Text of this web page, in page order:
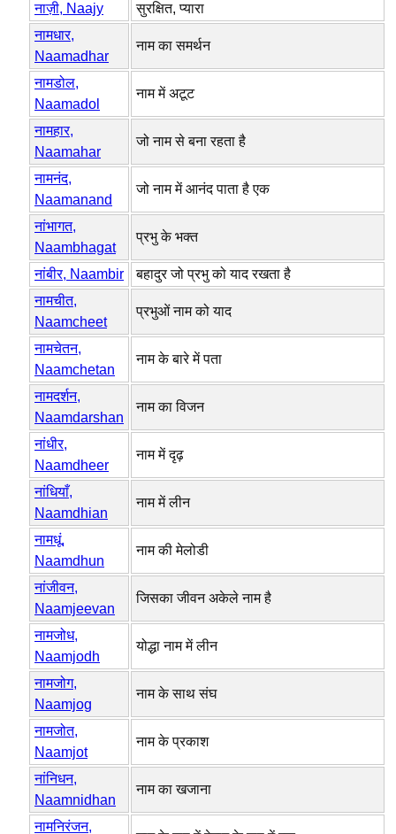
नाज़ी, Naajy
सुरक्षित, प्यारा
नामधार,
Naamadhar
नाम का समर्थन
नामडोल,
Naamadol
नाम में अटूट
नामहार,
Naamahar
जो नाम से बना रहता है
नामनंद,
Naamanand
जो नाम में आनंद पाता है एक
नांभागत,
Naambhagat
प्रभु के भक्त
नांबीर, Naambir
बहादुर जो प्रभु को याद रखता है
नामचीत,
Naamcheet
प्रभुओं नाम को याद
नामचेतन,
Naamchetan
नाम के बारे में पता
नामदर्शन,
Naamdarshan
नाम का विजन
नांधीर,
Naamdheer
नाम में दृढ़
नांधियाँ,
Naamdhian
नाम में लीन
नामधूं,
Naamdhun
नाम की मेलोडी
नांजीवन,
Naamjeevan
जिसका जीवन अकेले नाम है
नामजोध,
Naamjodh
योद्धा नाम में लीन
नामजोग,
Naamjog
नाम के साथ संघ
नामजोत,
Naamjot
नाम के प्रकाश
नांनिधन,
Naamnidhan
नाम का खजाना
नामनिरंजन,